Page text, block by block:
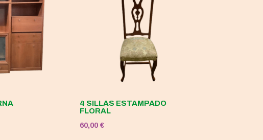
4 SILLAS ESTAMPADO
FLORAL
60,00€